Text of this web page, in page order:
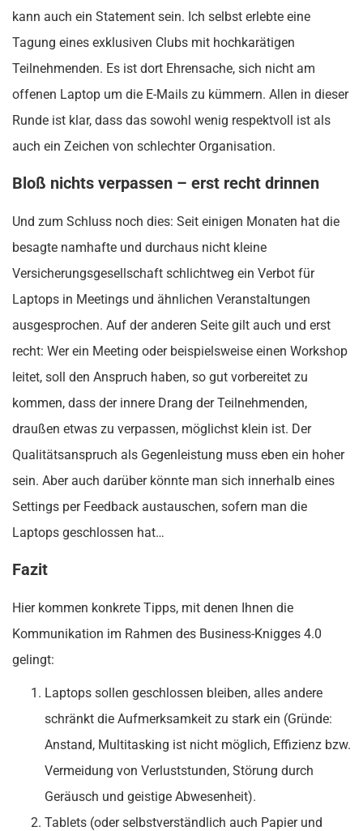
kann auch ein Statement sein. Ich selbst erlebte eine
Tagung eines exklusiven Clubs mit hochkarätigen
Teilnehmenden. Es ist dort Ehrensache, sich nicht am
offenen Laptop um die E-Mails zu kümmern. Allen in dieser
Runde ist klar, dass das sowohl wenig respektvoll ist als
auch ein Zeichen von schlechter Organisation.
Bloß nichts verpassen – erst recht drinnen
Und zum Schluss noch dies: Seit einigen Monaten hat die
besagte namhafte und durchaus nicht kleine
Versicherungsgesellschaft schlichtweg ein Verbot für
Laptops in Meetings und ähnlichen Veranstaltungen
ausgesprochen. Auf der anderen Seite gilt auch und erst
recht: Wer ein Meeting oder beispielsweise einen Workshop
leitet, soll den Anspruch haben, so gut vorbereitet zu
kommen, dass der innere Drang der Teilnehmenden,
draußen etwas zu verpassen, möglichst klein ist. Der
Qualitätsanspruch als Gegenleistung muss eben ein hoher
sein. Aber auch darüber könnte man sich innerhalb eines
Settings per Feedback austauschen, sofern man die
Laptops geschlossen hat…
Fazit
Hier kommen konkrete Tipps, mit denen Ihnen die
Kommunikation im Rahmen des Business-Knigges 4.0
gelingt:
Laptops sollen geschlossen bleiben, alles andere
schränkt die Aufmerksamkeit zu stark ein (Gründe:
Anstand, Multitasking ist nicht möglich, Effizienz bzw.
Vermeidung von Verluststunden, Störung durch
Geräusch und geistige Abwesenheit).
Tablets (oder selbstverständlich auch Papier und